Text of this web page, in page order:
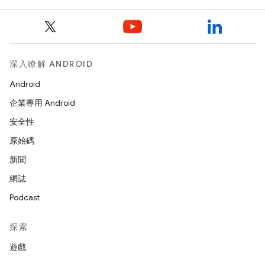
深入瞭解 ANDROID
Android
企業專用 Android
安全性
原始碼
新聞
網誌
Podcast
探索
遊戲